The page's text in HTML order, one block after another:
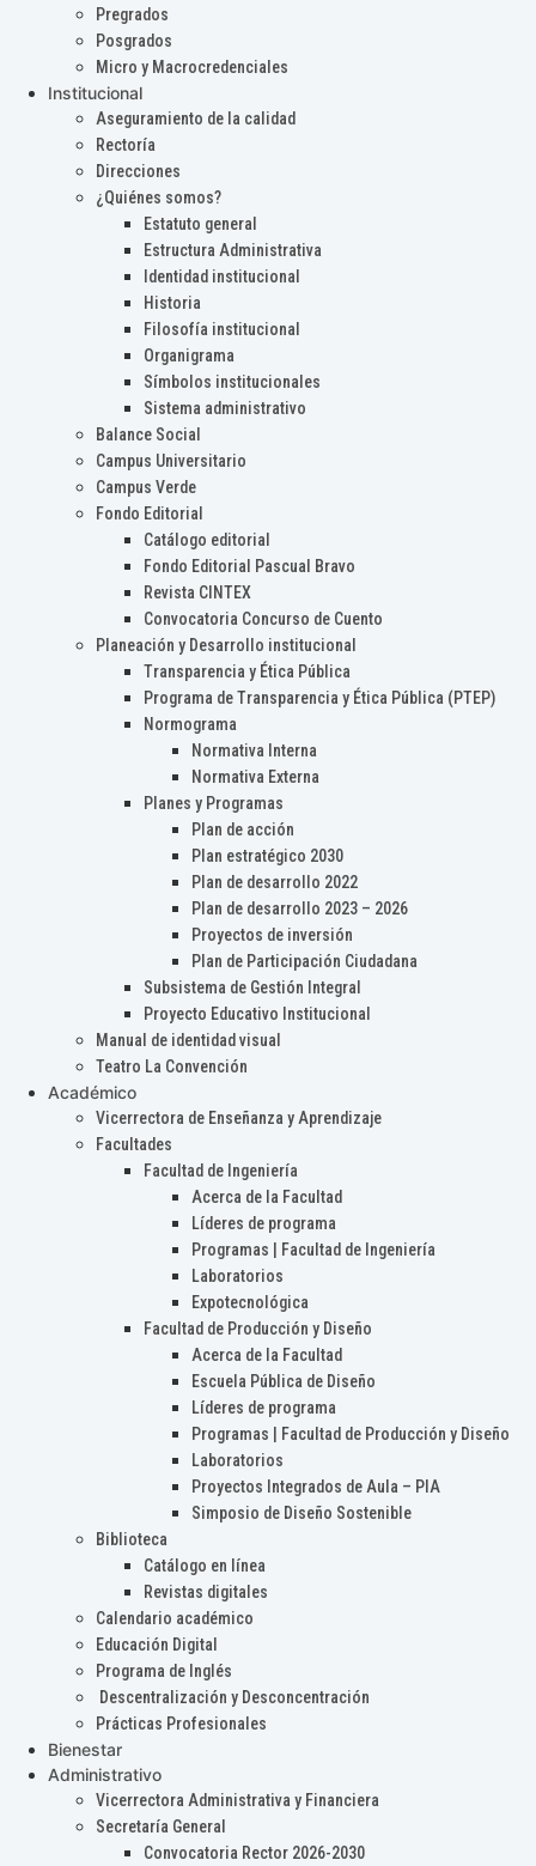
Pregrados
Posgrados
Micro y Macrocredenciales
Institucional
Aseguramiento de la calidad
Rectoría
Direcciones
¿Quiénes somos?
Estatuto general
Estructura Administrativa
Identidad institucional
Historia
Filosofía institucional
Organigrama
Símbolos institucionales
Sistema administrativo
Balance Social
Campus Universitario
Campus Verde
Fondo Editorial
Catálogo editorial
Fondo Editorial Pascual Bravo
Revista CINTEX
Convocatoria Concurso de Cuento
Planeación y Desarrollo institucional
Transparencia y Ética Pública
Programa de Transparencia y Ética Pública (PTEP)
Normograma
Normativa Interna
Normativa Externa
Planes y Programas
Plan de acción
Plan estratégico 2030
Plan de desarrollo 2022
Plan de desarrollo 2023 – 2026
Proyectos de inversión
Plan de Participación Ciudadana
Subsistema de Gestión Integral
Proyecto Educativo Institucional
Manual de identidad visual
Teatro La Convención
Académico
Vicerrectora de Enseñanza y Aprendizaje
Facultades
Facultad de Ingeniería
Acerca de la Facultad
Líderes de programa
Programas | Facultad de Ingeniería
Laboratorios
Expotecnológica
Facultad de Producción y Diseño
Acerca de la Facultad
Escuela Pública de Diseño
Líderes de programa
Programas | Facultad de Producción y Diseño
Laboratorios
Proyectos Integrados de Aula – PIA
Simposio de Diseño Sostenible
Biblioteca
Catálogo en línea
Revistas digitales
Calendario académico
Educación Digital
Programa de Inglés
Descentralización y Desconcentración
Prácticas Profesionales
Bienestar
Administrativo
Vicerrectora Administrativa y Financiera
Secretaría General
Convocatoria Rector 2026-2030